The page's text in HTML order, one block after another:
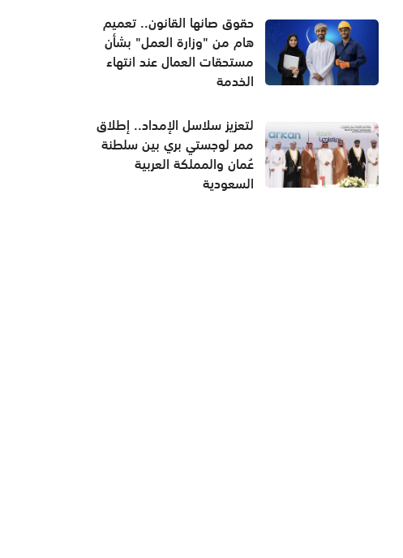
حقوق صانها القانون.. تعميم
هام من "وزارة العمل" بشأن
مستحقات العمال عند انتهاء
الخدمة
لتعزيز سلاسل الإمداد.. إطلاق
ممر لوجستي بري بين سلطنة
عُمان والمملكة العربية
السعودية